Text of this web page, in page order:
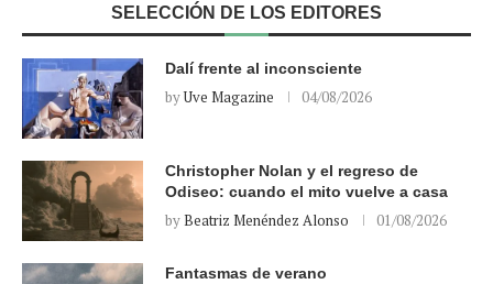
SELECCIÓN DE LOS EDITORES
Dalí frente al inconsciente
byUve Magazine 04/08/2026
Christopher Nolan y el regreso de
Odiseo: cuando el mito vuelve a casa
byBeatriz Menéndez Alonso 01/08/2026
Fantasmas de verano